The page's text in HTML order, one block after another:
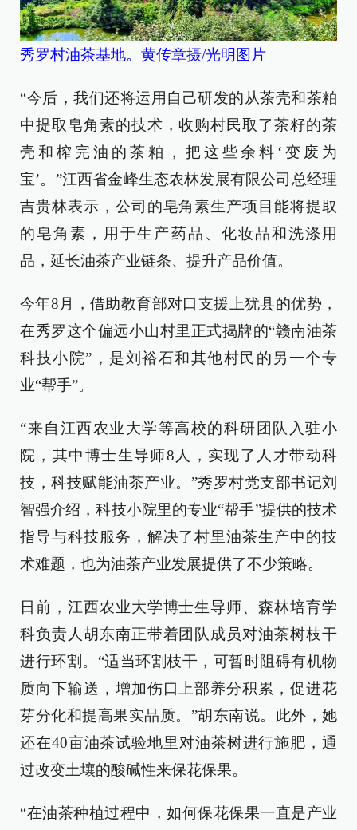
秀罗村油茶基地。黄传章摄/光明图片
“今后，我们还将运用自己研发的从茶壳和茶粕
中提取皂角素的技术，收购村民取了茶籽的茶
壳和榨完油的茶粕，把这些余料‘变废为
宝’。”江西省金峰生态农林发展有限公司总经理
吉贵林表示，公司的皂角素生产项目能将提取
的皂角素，用于生产药品、化妆品和洗涤用
品，延长油茶产业链条、提升产品价值。
今年8月，借助教育部对口支援上犹县的优势，
在秀罗这个偏远小山村里正式揭牌的“赣南油茶
科技小院”，是刘裕石和其他村民的另一个专
业“帮手”。
“来自江西农业大学等高校的科研团队入驻小
院，其中博士生导师8人，实现了人才带动科
技，科技赋能油茶产业。”秀罗村党支部书记刘
智强介绍，科技小院里的专业“帮手”提供的技术
指导与科技服务，解决了村里油茶生产中的技
术难题，也为油茶产业发展提供了不少策略。
日前，江西农业大学博士生导师、森林培育学
科负责人胡东南正带着团队成员对油茶树枝干
进行环割。“适当环割枝干，可暂时阻碍有机物
质向下输送，增加伤口上部养分积累，促进花
芽分化和提高果实品质。”胡东南说。此外，她
还在40亩油茶试验地里对油茶树进行施肥，通
过改变土壤的酸碱性来保花保果。
“在油茶种植过程中，如何保花保果一直是产业